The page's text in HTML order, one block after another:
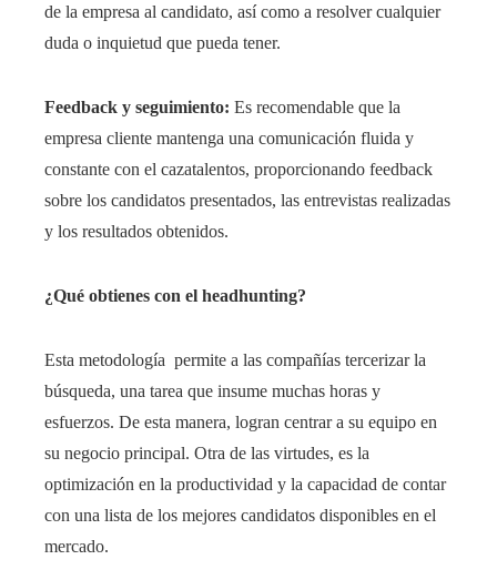
de la empresa al candidato, así como a resolver cualquier
duda o inquietud que pueda tener.
Feedback y seguimiento: Es recomendable que la
empresa cliente mantenga una comunicación fluida y
constante con el cazatalentos, proporcionando feedback
sobre los candidatos presentados, las entrevistas realizadas
y los resultados obtenidos.
¿Qué obtienes con el headhunting?
Esta metodología permite a las compañías tercerizar la
búsqueda, una tarea que insume muchas horas y
esfuerzos. De esta manera, logran centrar a su equipo en
su negocio principal. Otra de las virtudes, es la
optimización en la productividad y la capacidad de contar
con una lista de los mejores candidatos disponibles en el
mercado.